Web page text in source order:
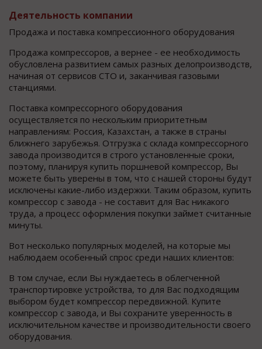
Деятельность компании
Продажа и поставка компрессионного оборудования
Продажа компрессоров, а вернее - ее необходимость
обусловлена развитием самых разных делопроизводств,
начиная от сервисов СТО и, заканчивая газовыми
станциями.
Поставка компрессорного оборудования
осуществляется по нескольким приоритетным
направлениям: Россия, Казахстан, а также в страны
ближнего зарубежья. Отгрузка с склада компрессорного
завода производится в строго установленные сроки,
поэтому, планируя купить поршневой компрессор, Вы
можете быть уверены в том, что с нашей стороны будут
исключены какие-либо издержки. Таким образом, купить
компрессор с завода - не составит для Вас никакого
труда, а процесс оформления покупки займет считанные
минуты.
Вот несколько популярных моделей, на которые мы
наблюдаем особенный спрос среди наших клиентов:
В том случае, если Вы нуждаетесь в облегченной
транспортировке устройства, то для Вас подходящим
выбором будет компрессор передвижной. Купите
компрессор с завода, и Вы сохраните уверенность в
исключительном качестве и производительности своего
оборудования.